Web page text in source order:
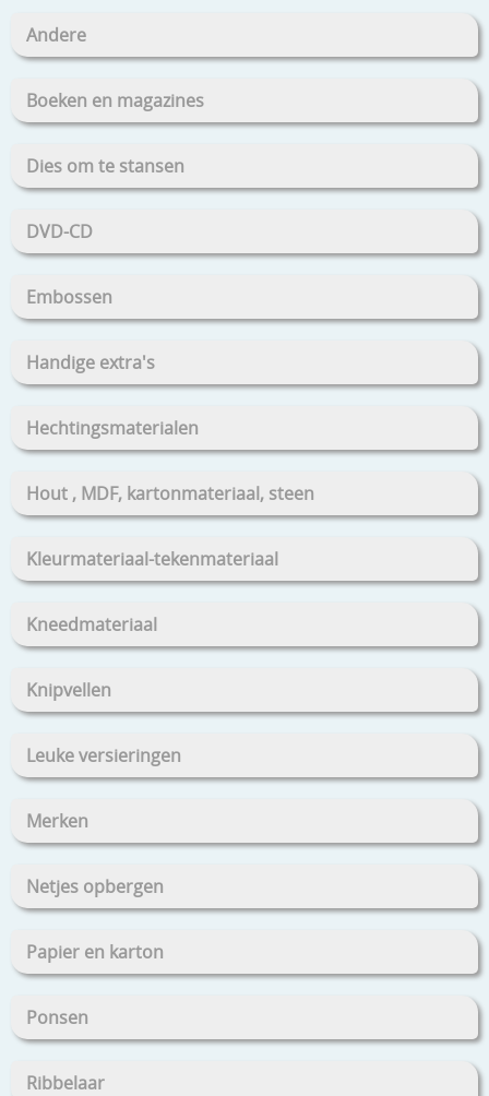
Andere
Boeken en magazines
Dies om te stansen
DVD-CD
Embossen
Handige extra's
Hechtingsmaterialen
Hout , MDF, kartonmateriaal, steen
Kleurmateriaal-tekenmateriaal
Kneedmateriaal
Knipvellen
Leuke versieringen
Merken
Netjes opbergen
Papier en karton
Ponsen
Ribbelaar